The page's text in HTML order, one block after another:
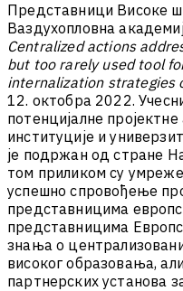
Представници Високе ш
Ваздухопловна академи
Centralized actions
but too rarely used tool
internalization strategies
12. октобра 2022. Учесн
потенцијалне пројектне
институције и универзит
је подржан од стране Н
том приликом су умреже
успешно спровођење пр
представницима европс
представницима Европс
знања о централизован
високог образовања, ал
партнерских установа з